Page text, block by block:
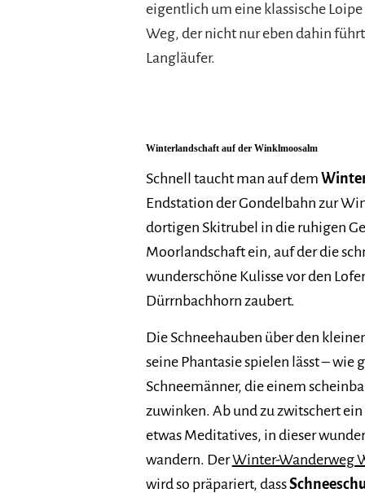
eigentlich um eine klassische
Weg, der nicht nur eben dahin
Langläufer.
Winterlandschaft auf der Winklmoosalm
Schnell taucht man auf dem
Endstation der Gondelbahn zur
dortigen Skitrubel in die ruhigen
Moorlandschaft ein, auf der die
wunderschöne Kulisse vor den
Dürrnbachhorn zaubert.
Die Schneehauben über den
seine Phantasie spielen lässt – wie
Schneemänner, die einem
zuwinken. Ab und zu zwitschert ein
etwas Meditatives, in dieser
wandern. DerWinter-Wanderweg
wird so präpariert, dass